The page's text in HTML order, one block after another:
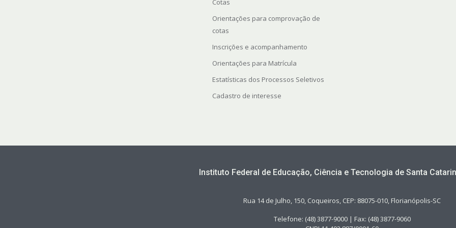
Cotas
Orientações para comprovação de
cotas
Inscrições e acompanhamento
Orientações para Matrícula
Estatísticas dos Processos Seletivos
Cadastro de interesse
Instituto Federal de Educação, Ciência e Tecnologia de Santa
Rua 14 de Julho, 150, Coqueiros, CEP: 88075-010, Florianópolis-SC
Telefone: (48) 3877-9000 | Fax: (48) 3877-9060